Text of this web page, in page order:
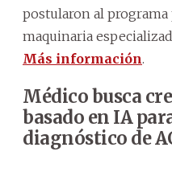
postularon al
maquinaria
Más información.
Médico busca
basado en IA
diagnóstico de